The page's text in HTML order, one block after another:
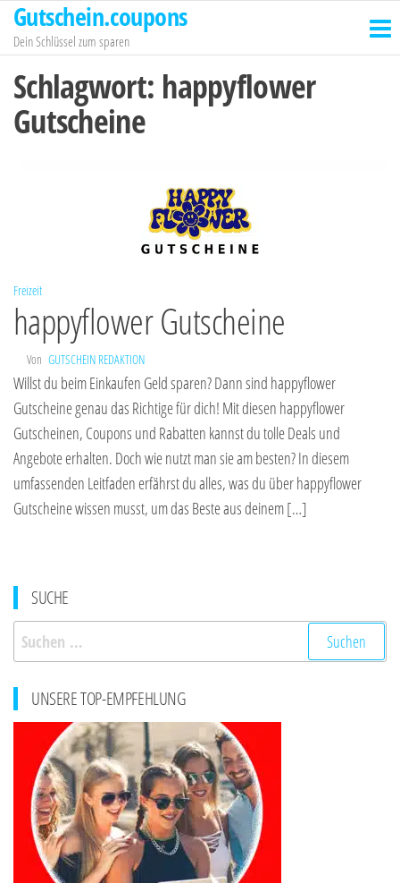
Zum
Inhalt
springen
Gutschein.coupons
Dein Schlüssel zum sparen
Schlagwort: happyflower
Gutscheine
Freizeit
happyflower Gutscheine
Von GUTSCHEIN REDAKTION
Willst du beim Einkaufen Geld sparen? Dann sind happyflower
Gutscheine genau das Richtige für dich! Mit diesen happyflower
Gutscheinen, Coupons und Rabatten kannst du tolle Deals und
Angebote erhalten. Doch wie nutzt man sie am besten? In diesem
umfassenden Leitfaden erfährst du alles, was du über happyflower
Gutscheine wissen musst, um das Beste aus deinem […]
SUCHE
Suchen
nach:
UNSERE TOP-EMPFEHLUNG